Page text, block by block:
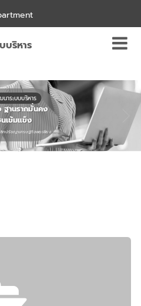
ริหาร
าระบบบริหาร
ฐานรากมั่นคง
เข้มแข็ง
กปรัชญาเศรษฐกิจพอเพียง